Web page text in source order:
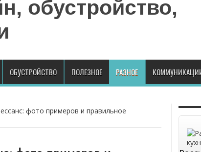
ОБУСТРОЙСТВО ПОЛЕЗНОЕ РАЗНОЕ
фото примеров и правильное